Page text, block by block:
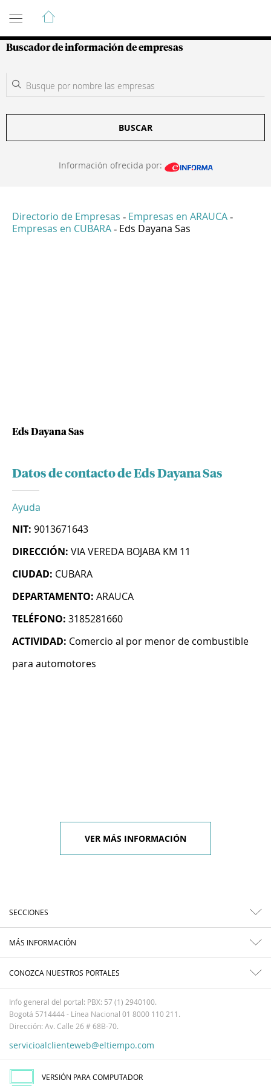
Guía de Empresas Colombianas
Buscador de información de empresas
BUSCAR
Información ofrecida por:
Directorio de Empresas - Empresas en ARAUCA -
Empresas en CUBARA - Eds Dayana Sas
Eds Dayana Sas
Datos de contacto de Eds Dayana Sas
Ayuda
NIT: 9013671643
DIRECCIÓN: VIA VEREDA BOJABA KM 11
CIUDAD: CUBARA
DEPARTAMENTO: ARAUCA
TELÉFONO: 3185281660
ACTIVIDAD: Comercio al por menor de combustible
para automotores
VER MÁS INFORMACIÓN
SECCIONES
MÁS INFORMACIÓN
CONOZCA NUESTROS PORTALES
Info general del portal: PBX: 57 (1) 2940100.
Bogotá 5714444 - Línea Nacional 01 8000 110 211.
Dirección: Av. Calle 26 # 68B-70.
servicioalclienteweb@eltiempo.com
VERSIÓN PARA COMPUTADOR